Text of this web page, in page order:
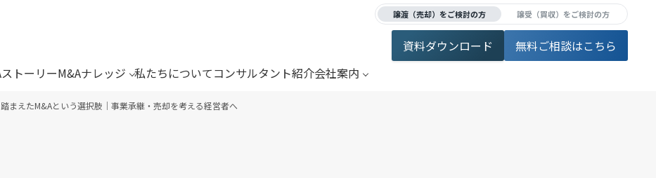
譲渡（売却）をご検討の方 譲受（買収）をご検討の方
資料ダウンロード
無料ご相談はこちら
トーリーM&Aナレッジ 私たちについてコンサルタント紹介会社案内
まえたM&Aという選択肢｜事業承継・売却を考える経営者へ